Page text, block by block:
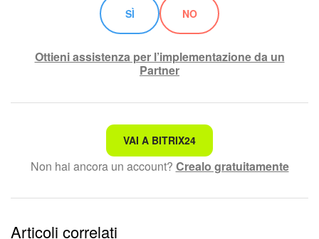
SÌ NO
Ottieni assistenza per l’implementazione da un
Partner
Non è quello che sto cercando.
Testo complesso e incomprensibile
Le informazioni sono obsolete.
Troppo breve, ho bisogno di maggiori informazioni.
VAI A BITRIX24
Non hai ancora un account? Crealo gratuitamente
Articoli correlati